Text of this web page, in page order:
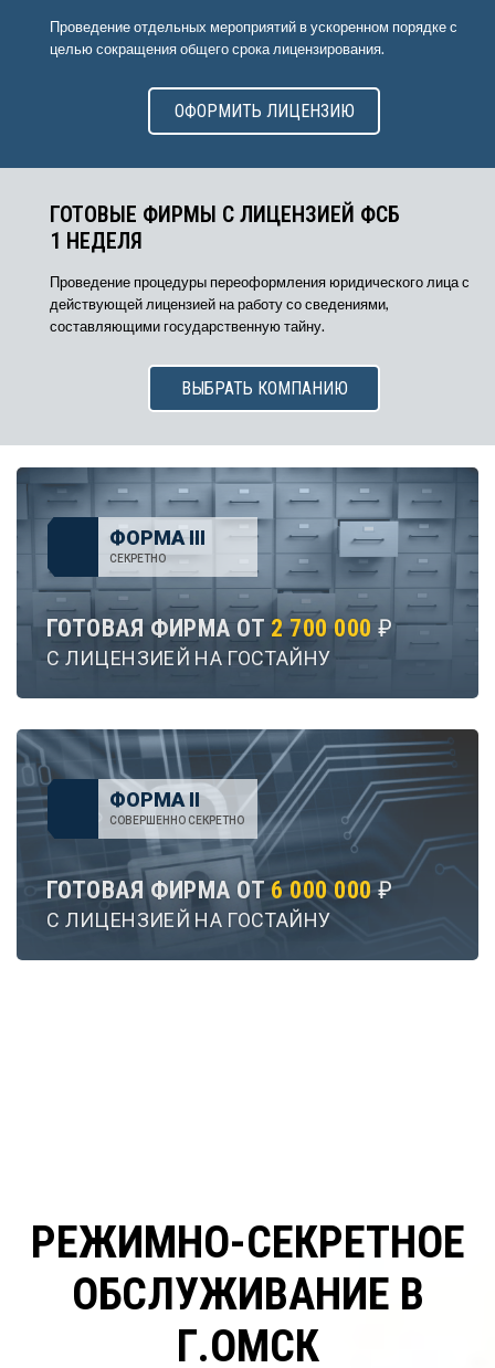
Проведение отдельных мероприятий в ускоренном порядке с
целью сокращения общего срока лицензирования.
ОФОРМИТЬ ЛИЦЕНЗИЮ
ГОТОВЫЕ ФИРМЫ С ЛИЦЕНЗИЕЙ ФСБ
1 НЕДЕЛЯ
Проведение процедуры переоформления юридического лица с
действующей лицензией на работу со сведениями,
составляющими государственную тайну.
ВЫБРАТЬ КОМПАНИЮ
ФОРМА III
СЕКРЕТНО
ГОТОВАЯ ФИРМА ОТ 2 700 000 ₽
С ЛИЦЕНЗИЕЙ НА ГОСТАЙНУ
ФОРМА II
СОВЕРШЕННО СЕКРЕТНО
ГОТОВАЯ ФИРМА ОТ6 000 000 ₽
С ЛИЦЕНЗИЕЙ НА ГОСТАЙНУ
РЕЖИМНО-СЕКРЕТНОЕ
ОБСЛУЖИВАНИЕ В
Г.ОМСК